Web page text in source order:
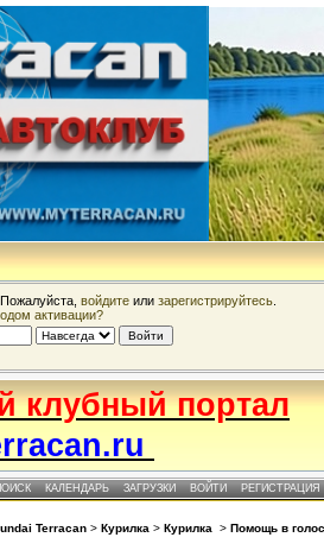
. Пожалуйста, войдите или зарегистрируйтесь
активации?
клубный портал
КАЛЕНДАРЬ ЗАГРУЗКИ ВОЙТИ РЕГИСТРАЦИЯ
Terracan > Курилка > Курилка > Помощь в